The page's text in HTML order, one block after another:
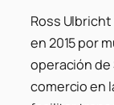
Ross
en 2015 por
operación de
comercio en